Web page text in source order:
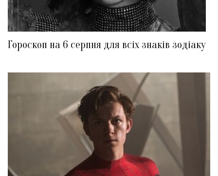
Гороскоп на 6 серпня для всіх знаків зодіаку